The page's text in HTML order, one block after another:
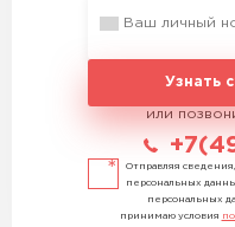
Узнать
или
Отправляя
персональных
персональных
принимаю условия